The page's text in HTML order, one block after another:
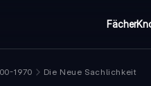
Fächer
1970
Die Neue Sachlichkeit